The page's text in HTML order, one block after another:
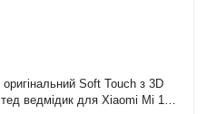
Soft Touch з 3D
ведмідик для Xiaomi Mi 11